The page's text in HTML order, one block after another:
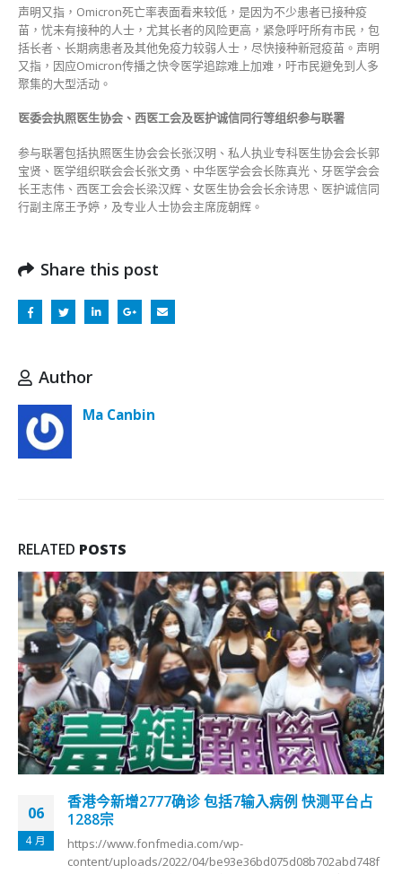
打
针〉
中
声明又指，Omicron死亡率表面看来较低，是因为不少患者已接种疫
苗，忧未有接种的人士，尤其长者的风险更高，紧急呼吁所有市民，包
括长者、长期病患者及其他免疫力较弱人士，尽快接种新冠疫苗。声明
又指，因应Omicron传播之快令医学追踪难上加难，吁市民避免到人多
聚集的大型活动。
医委会执照医⽣协会、⻄医⼯会及医护诚信同⾏等组织参与联署
参与联署包括执照医生协会会长张汉明、私人执业专科医生协会会长郭
宝贤、医学组织联会会长张文勇、中华医学会会长陈真光、牙医学会会
长王志伟、西医工会会长梁汉辉、女医生协会会长余诗思、医护诚信同
行副主席王予婷，及专业人士协会主席庞朝辉。
Share this post
Author
Ma Canbin
RELATED POSTS
06
4 月
香港今新增2777确诊 包括7输入病例 快测平台占
1288宗
https://www.fonfmedia.com/wp-
content/uploads/2022/04/be93e36bd075d08b702abd748f